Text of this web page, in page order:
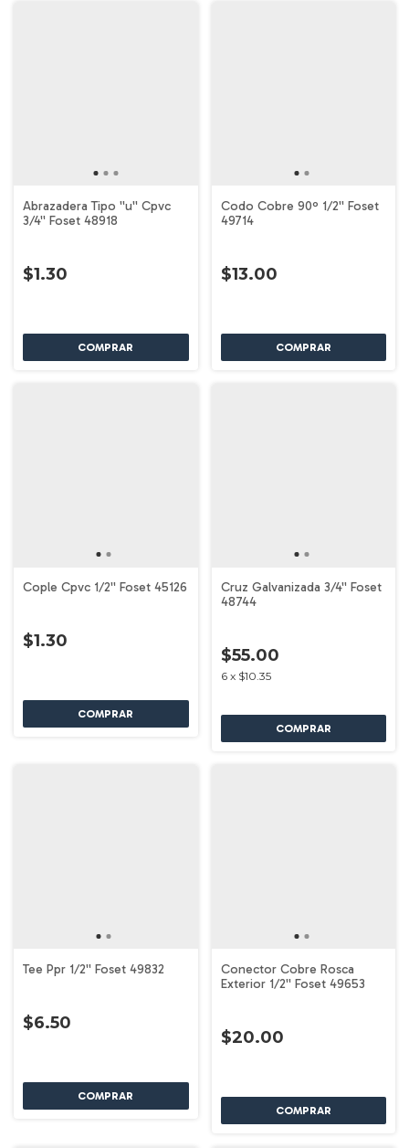
Abrazadera Tipo ''u'' Cpvc
3/4'' Foset 48918
$1.30
Codo Cobre 90º 1/2'' Foset
49714
$13.00
Cople Cpvc 1/2'' Foset 45126
$1.30
Cruz Galvanizada 3/4'' Foset
48744
$55.00
6 x $10.35
Tee Ppr 1/2'' Foset 49832
$6.50
Conector Cobre Rosca
Exterior 1/2'' Foset 49653
$20.00